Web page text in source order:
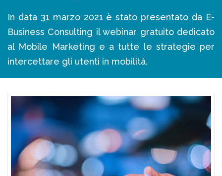
In data 31 marzo 2021 è stato presentato da E-
Business Consulting il webinar gratuito dedicato
al Mobile Marketing e a tutte le strategie per
intercettare gli utenti in mobilità.